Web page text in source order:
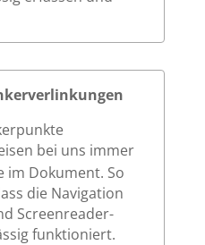
bei uns immer
im Dokument. So
die Navigation
Screenreader-
funktioniert.